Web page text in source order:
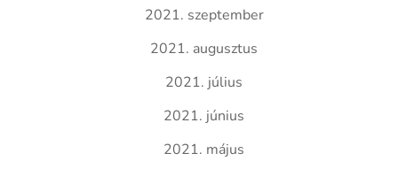
2021. szeptember
2021. augusztus
2021. július
2021. június
2021. május